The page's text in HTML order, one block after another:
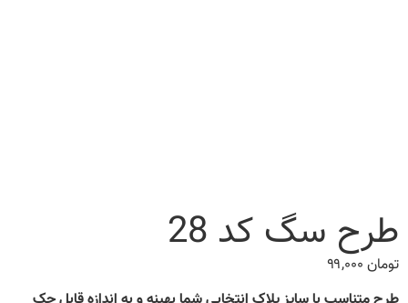
طرح سگ کد 28
تومان